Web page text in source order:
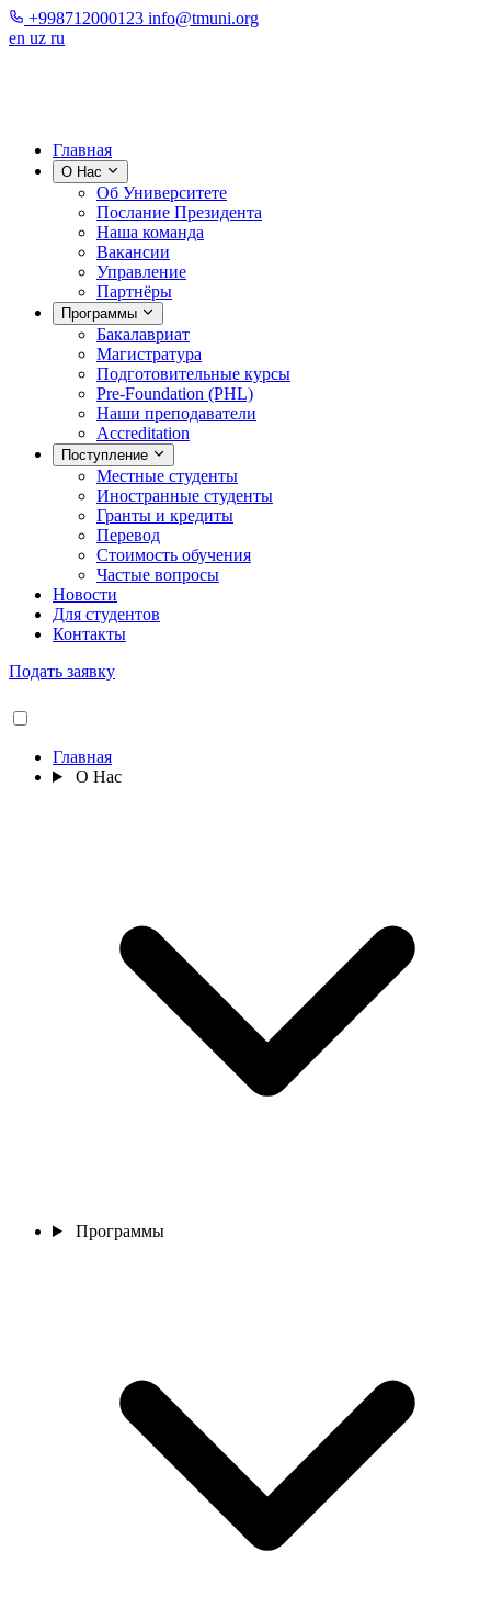
+998712000123 info@tmuni.org
en uz ru
Главная
О Нас
Об Университете
Послание Президента
Наша команда
Вакансии
Управление
Партнёры
Программы
Бакалавриат
Магистратура
Подготовительные курсы
Pre-Foundation (PHL)
Наши преподаватели
Accreditation
Поступление
Местные студенты
Иностранные студенты
Гранты и кредиты
Перевод
Стоимость обучения
Частые вопросы
Новости
Для студентов
Контакты
Подать заявку
Главная
О Нас
Программы